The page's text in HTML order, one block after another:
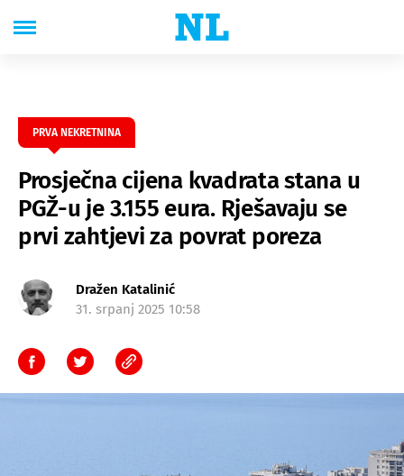
PRVA NEKRETNINA
Prosječna cijena kvadrata stana u
PGŽ-u je 3.155 eura. Rješavaju se
prvi zahtjevi za povrat poreza
Dražen Katalinić
31. srpanj 2025 10:58